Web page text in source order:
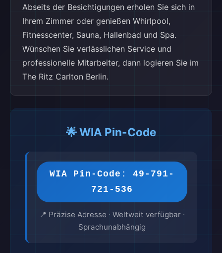
Abseits der Besichtigungen erholen Sie sich in
Ihrem Zimmer oder genießen Whirlpool,
Fitnesscenter, Sauna, Hallenbad und Spa.
Wünschen Sie verlässlichen Service und
professionelle Mitarbeiter, dann logieren Sie im
The Ritz Carlton Berlin.
🌟 WIA Pin-Code
WIA Pin-Code: 49-791-
721-536
📍 Präzise Adresse · Weltweit verfügbar ·
Sprachunabhängig